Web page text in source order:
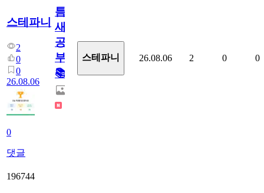
스테파니
2
0
0
26.08.06
0
댓글
틈
새
공
부!
📚
스테파니 26.08.06 2 0 0
196744